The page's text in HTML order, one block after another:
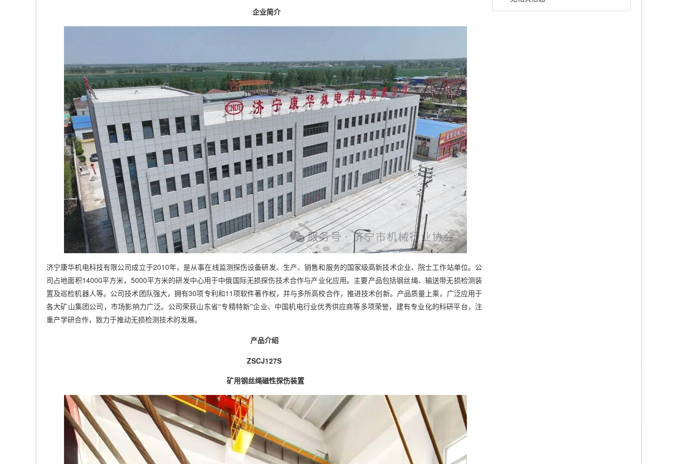
企业简介
济宁康华机电科技有限公司成立于2010年，是从事在线监测探伤设备研发、生产、销售和服务的国家级高新技术企业、院士工作站单位。公
司占地面积14000平方米， 5000平方米的研发中心用于中俄国际无损探伤技术合作与产业化应用。主要产品包括钢丝绳、输送带无损检测装
置及巡检机器人等。公司技术团队强大，拥有30项专利和 11 项软件著作权，并与多所高校合作，推进技术创新。产品质量上乘，广泛应用于
各大矿山集团公司，市场影响力广泛。公司荣获山东省“专精特新”企业、中国机电行业优秀供应商等多项荣誉，建有专业化的科研平台，注
重产学研合作，致力于推动无损检测技术的发展。
产品介绍
ZSCJ127S
矿用钢丝绳磁性探伤装置